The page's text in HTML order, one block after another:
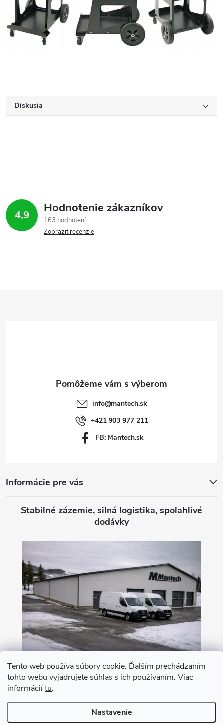
Tento web používa súbory cookie. Ďalším prechádzaním
tohto webu vyjadrujete súhlas s ich používaním. Viac
informáciítu.
Nastavenie
Diskusia
4,9 Hodnotenie zákazníkov
163 hodnotení
Zobraziť recenzie
info@mantech.sk
+421 903 977 211
FB: Mantech.sk
Informácie pre vás
Stabilné zázemie, silná logistika, spoľahlivé
dodávky
Nákup na leasing s 0% akontáciou
Copyright 2026MANTECH. Všetky práva vyhradené.Upraviť nastavenie